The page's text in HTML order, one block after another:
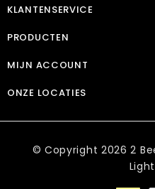
KLANTENSERVICE
PRODUCTEN
MIJN ACCOUNT
ONZE LOCATIES
© Copyright 2026 2